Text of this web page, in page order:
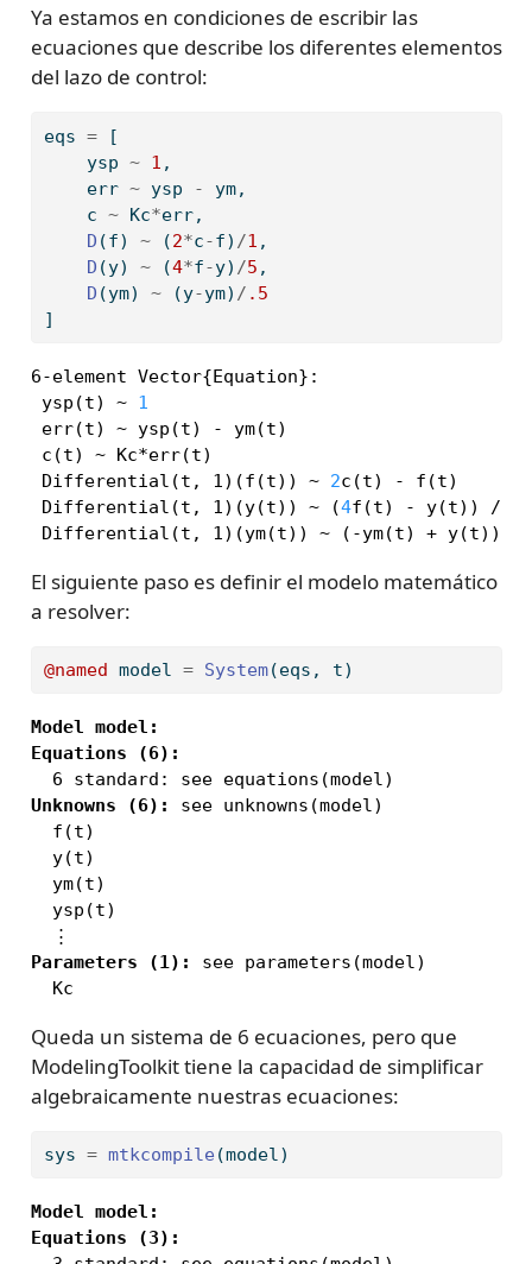
Ya estamos en condiciones de escribir las
ecuaciones que describe los diferentes elementos
del lazo de control:
eqs = [
    ysp
~ 1 ,
    err
~ ysp - ym,
    c
~ Kc*err,
D (f) ~ (2*c-f) /1 ,
D (y) ~ (4*f-y) /5 ,
D (ym) ~ (y-ym) / .5
]
6-element Vector{Equation}:
ysp(t) ~ 1
err(t) ~ ysp(t) - ym(t)
c(t) ~ Kc*err(t)
Differential(t, 1)(f(t)) ~ 2c(t) - f(t)
Differential(t, 1)(y(t)) ~ (4f(t) - y(t)) /
Differential(t, 1)(ym(t)) ~ (-ym(t) + y(t)) /
El siguiente paso es definir el modelo matemático
a resolver:
@named model = System(eqs, t)
Model model:
Equations (6):
Unknowns (6):
see unknowns(model)
  f(t)
  y(t)
  ym(t)
  ysp(t)
Parameters (1):
see parameters(model)
  Kc
Queda un sistema de 6 ecuaciones, pero que
ModelingToolkit tiene la capacidad de simplificar
algebraicamente nuestras ecuaciones:
sys = mtkcompile (model)
Model model:
Equations (3):